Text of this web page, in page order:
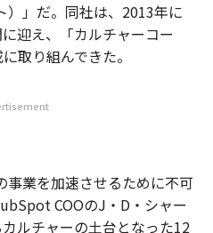
）」だ。同社は、2013年に
迎え、「カルチャーコー
取り組んできた。
事業を加速させるために不可
COOのJ・D・シャー
ルチャーの土台となった12